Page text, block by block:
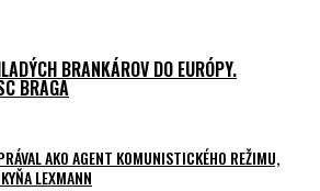
BRANKÁROV DO EURÓPY.
BRAGA
AKO AGENT KOMUNISTICKÉHO REŽIMU,
LEXMANN